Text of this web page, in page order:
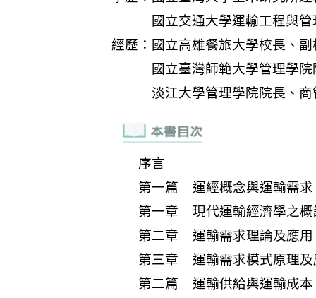
序言
第一篇 運經概念與運輸需求
第一章 現代運輸經濟學之概
第二章 運輸需求理論及應用
第三章 運輸需求模式原理及
第二篇 運輸供給與運輸成本